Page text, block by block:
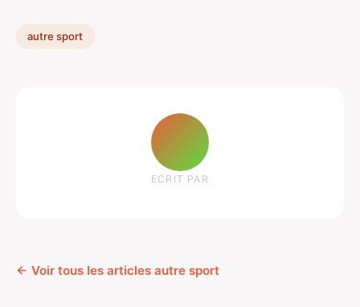
autre sport
ECRIT PAR
← Voir tous les articles autre sport